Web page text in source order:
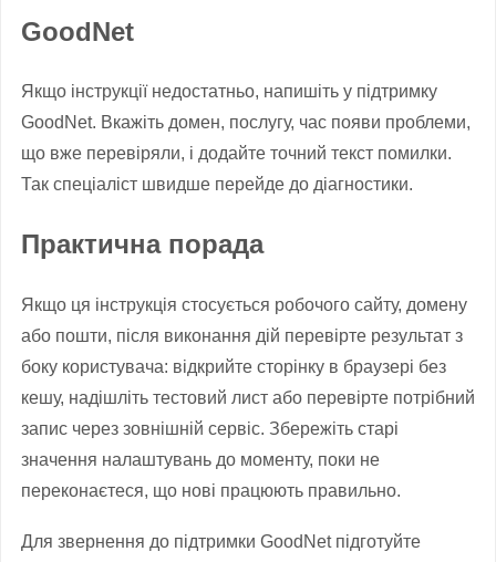
GoodNet
Якщо інструкції недостатньо, напишіть у підтримку
GoodNet. Вкажіть домен, послугу, час появи проблеми,
що вже перевіряли, і додайте точний текст помилки.
Так спеціаліст швидше перейде до діагностики.
Практична порада
Якщо ця інструкція стосується робочого сайту, домену
або пошти, після виконання дій перевірте результат з
боку користувача: відкрийте сторінку в браузері без
кешу, надішліть тестовий лист або перевірте потрібний
запис через зовнішній сервіс. Збережіть старі
значення налаштувань до моменту, поки не
переконаєтеся, що нові працюють правильно.
Для звернення до підтримки GoodNet підготуйте